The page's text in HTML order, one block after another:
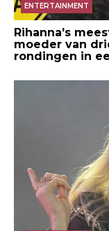
ENTERTAINMENT
Rihanna’s
moeder van
rondingen in